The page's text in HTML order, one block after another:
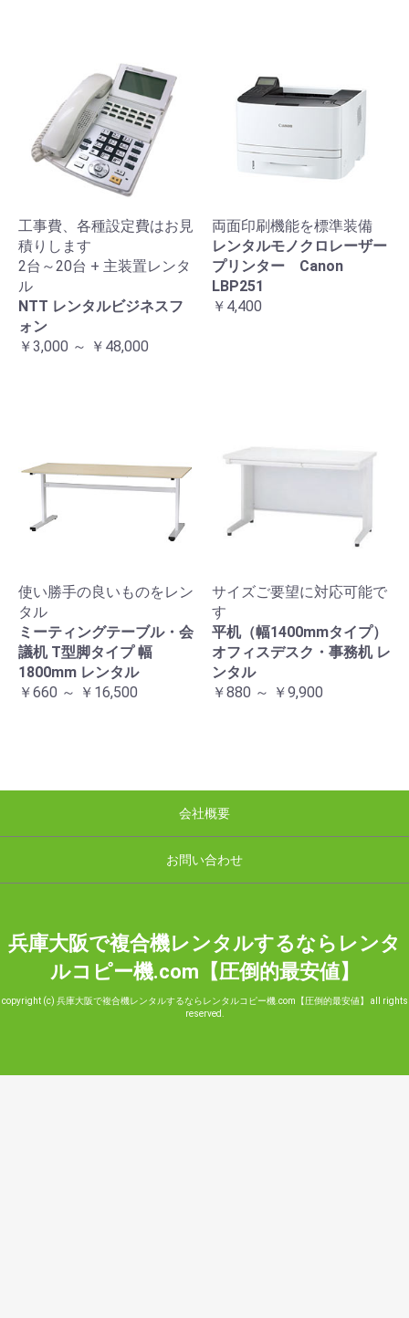
工事費、各種設定費はお見
積りします
2台～20台 + 主装置レンタ
ル
NTT レンタルビジネスフ
ォン
￥3,000 ～ ￥48,000
両面印刷機能を標準装備
レンタルモノクロレーザー
プリンター Canon
LBP251
￥4,400
使い勝手の良いものをレン
タル
ミーティングテーブル・会
議机 T型脚タイプ 幅
1800mm レンタル
￥660 ～ ￥16,500
サイズご要望に対応可能で
す
平机（幅1400mmタイプ）
オフィスデスク・事務机 レ
ンタル
￥880 ～ ￥9,900
会社概要
お問い合わせ
兵庫大阪で複合機レンタルするならレンタ
ルコピー機.com【圧倒的最安値】
copyright (c) 兵庫大阪で複合機レンタルするならレンタルコピー機.com【圧倒的最安値】 all rights
reserved.